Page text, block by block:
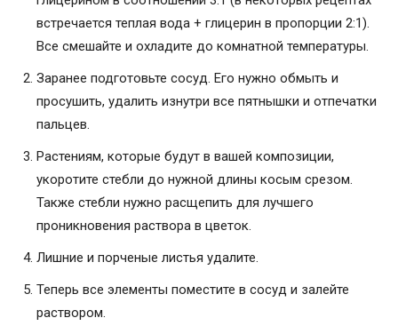
встречается теплая вода + глицерин в пропорции 2:1).
Все смешайте и охладите до комнатной температуры.
Заранее подготовьте сосуд. Его нужно обмыть и
просушить, удалить изнутри все пятнышки и отпечатки
пальцев.
Растениям, которые будут в вашей композиции,
укоротите стебли до нужной длины косым срезом.
Также стебли нужно расщепить для лучшего
проникновения раствора в цветок.
Лишние и порченые листья удалите.
Теперь все элементы поместите в сосуд и залейте
раствором.